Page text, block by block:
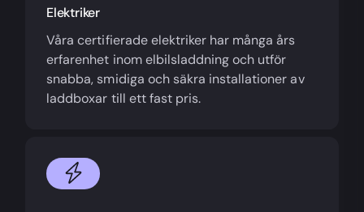
Elektriker
Våra certifierade elektriker har många års
erfarenhet inom elbilsladdning och utför
snabba, smidiga och säkra installationer av
laddboxar till ett fast pris.